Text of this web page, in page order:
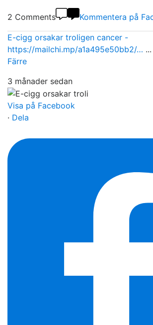
2 Comments Kommentera på
E-cigg orsakar troligen cancer -
https://mailchi.mp/a1a495e50bb2/… ...
Färre
3 månader sedan
Visa på Facebook
· Dela